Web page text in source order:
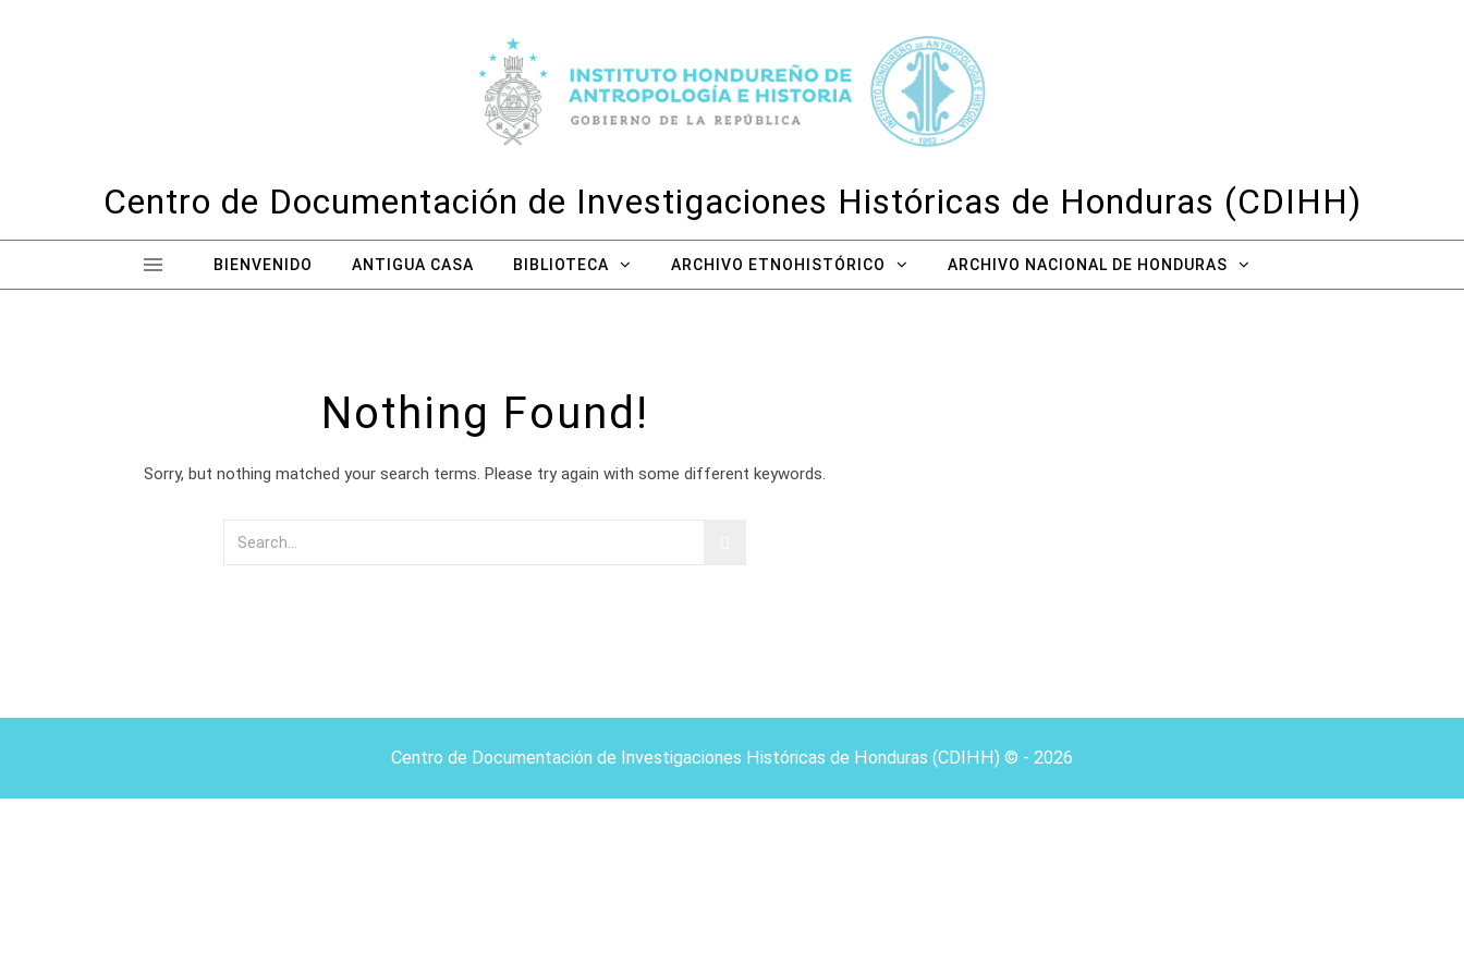
Centro de Documentación de Investigaciones Históricas de Honduras (CDIHH)
BIENVENIDO ANTIGUA CASA BIBLIOTECA ARCHIVO ETNOHISTÓRICO ARCHIVO NACIONAL DE HONDURAS
Nothing Found!
Sorry, but nothing matched your search terms. Please try again with some different keywords.
Centro de Documentación de Investigaciones Históricas de Honduras (CDIHH) © - 2026